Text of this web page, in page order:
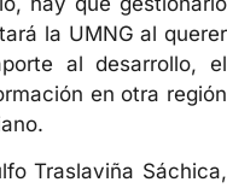
la UMNG al querer
al desarrollo, el
en otra región
Traslaviña Sáchica,